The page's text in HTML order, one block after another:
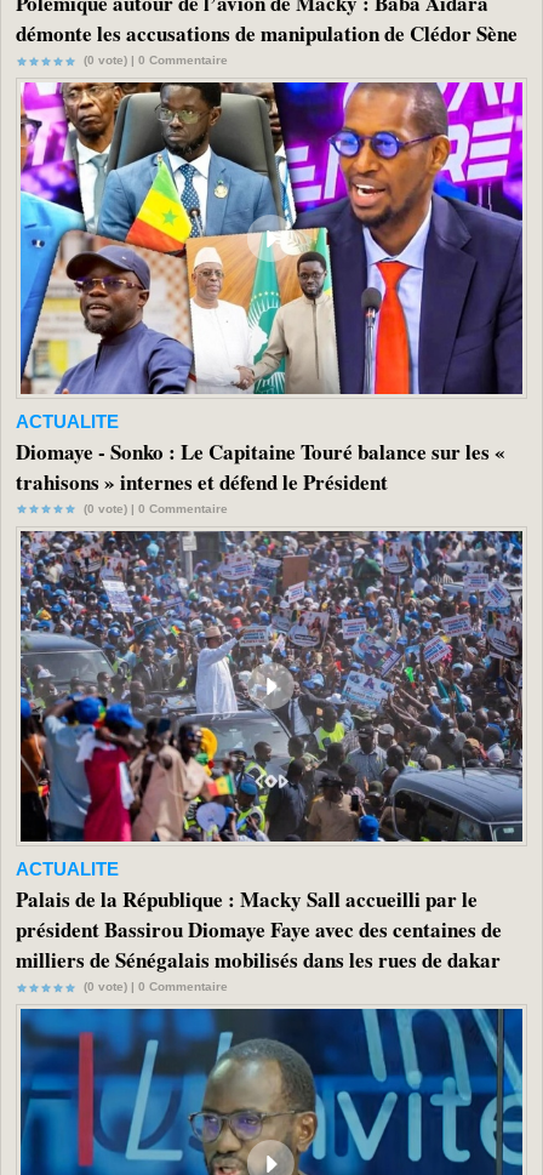
démonte les accusations de manipulation de Clédor Sène
(0 vote) | 0 Commentaire
ACTUALITE
Diomaye - Sonko : Le Capitaine Touré balance sur les «
trahisons » internes et défend le Président
(0 vote) | 0 Commentaire
ACTUALITE
Palais de la République : Macky Sall accueilli par le
président Bassirou Diomaye Faye avec des centaines de
milliers de Sénégalais mobilisés dans les rues de dakar
(0 vote) | 0 Commentaire